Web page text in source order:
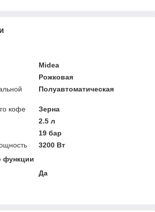
Midea
Рожковая
Полуавтоматическая
кофе
Зерна
2.5 л
19 бар
3200 Вт
функции
Да